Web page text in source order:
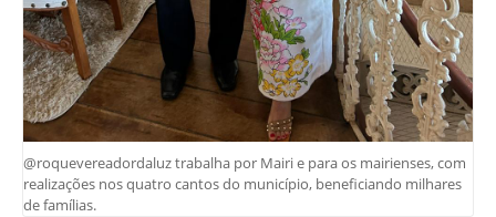
@roquevereadordaluz trabalha por Mairi e para os mairienses, com
realizações nos quatro cantos do município, beneficiando milhares
de famílias.